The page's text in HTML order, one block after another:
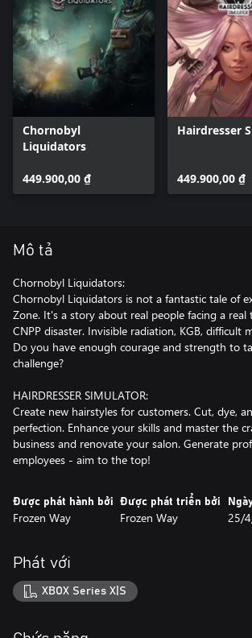
Chornobyl
Liquidators
449.900,00 ₫
Hairdresser
449.900,00 ₫
Mô tả
Chornobyl Liquidators:
Chornobyl Liquidators is not a fantastic tale of
Zone. It's a story about real people facing a
CNPP disaster. Invisible radiation, KGB, difficult
Do you have enough courage and strength to
challenge?
HAIRDRESSER SIMULATOR:
Create new hairstyles for customers. Cut, dye,
perfection. Enhance your skills and master the
business and renovate your salon. Generate
employees - aim to the top!
Được phát hành bởi
Frozen Way
Được phát triển bởi
Frozen Way 25/
Phát với
XBOX Series X|S